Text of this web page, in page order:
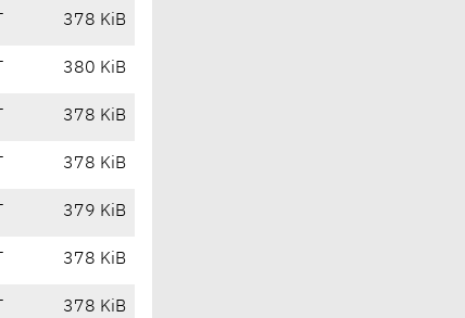
378 KiB
380 KiB
378 KiB
378 KiB
379 KiB
378 KiB
378 KiB